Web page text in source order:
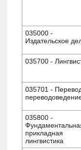
035000 -
Издательское
035700 -
035701 -
035800 -
прикладная
лингвистика